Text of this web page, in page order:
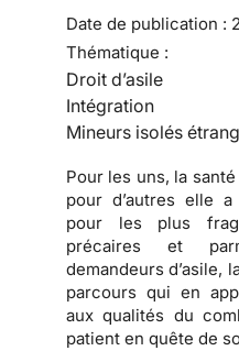
Date de publication :
Thématique :
Droit d’asile
Intégration
Mineurs isolés
Pour les uns, la santé
pour d’autres elle
pour les plus
précaires et
demandeurs d’asile,
parcours qui en
aux qualités du
patient en quête de